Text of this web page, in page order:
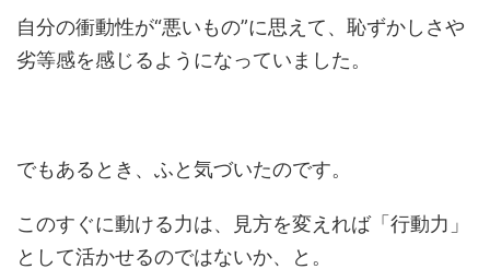
自分の衝動性が“悪いもの”に思えて、恥ずかしさや
劣等感を感じるようになっていました。
でもあるとき、ふと気づいたのです。
このすぐに動ける力は、見方を変えれば「行動力」
として活かせるのではないか、と。